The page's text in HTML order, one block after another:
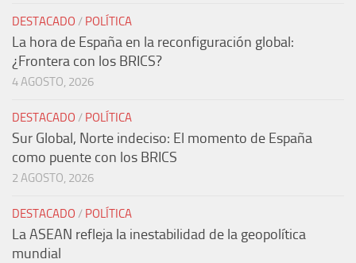
DESTACADO / POLÍTICA
La hora de España en la reconfiguración global:
¿Frontera con los BRICS?
4 AGOSTO, 2026
DESTACADO / POLÍTICA
Sur Global, Norte indeciso: El momento de España
como puente con los BRICS
2 AGOSTO, 2026
DESTACADO / POLÍTICA
La ASEAN refleja la inestabilidad de la geopolítica
mundial